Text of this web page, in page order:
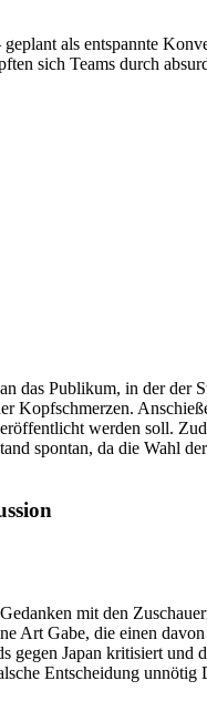
als entspannte
sich Teams durch
das Publikum, in der der
Kopfschmerzen.
werden soll.
spontan, da die Wahl
mit den
Art Gabe, die einen
gegen Japan kritisiert
Entscheidung